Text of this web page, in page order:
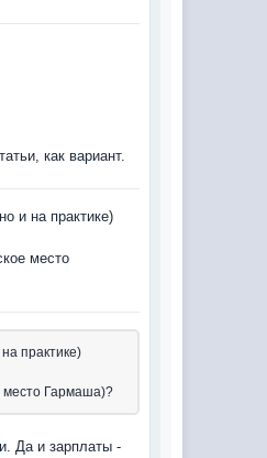
как вариант.
и на практике)
место
практике)
место Гармаша)?
Да и зарплаты -